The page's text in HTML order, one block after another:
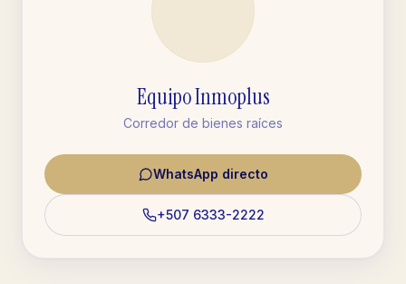
Equipo Inmoplus
Corredor de bienes raíces
WhatsApp directo
+507 6333-2222